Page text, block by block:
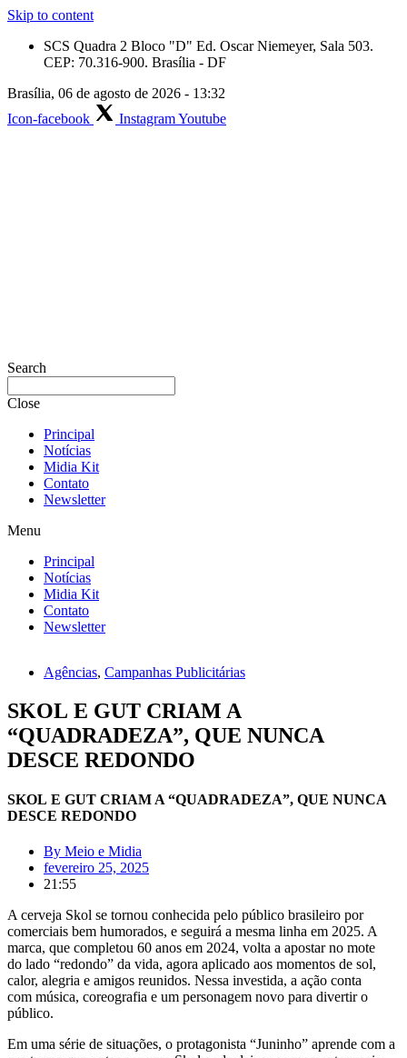
Skip to content
SCS Quadra 2 Bloco "D" Ed. Oscar Niemeyer, Sala 503.
CEP: 70.316-900. Brasília - DF
Brasília, 06 de agosto de 2026 - 13:32
Icon-facebook
InstagramYoutube
Search
Close
Principal
Notícias
Midia Kit
Contato
Newsletter
Menu
Principal
Notícias
Midia Kit
Contato
Newsletter
Agências, Campanhas Publicitárias
SKOL E GUT CRIAM A
“QUADRADEZA”, QUE NUNCA
DESCE REDONDO
SKOL E GUT CRIAM A “QUADRADEZA”, QUE NUNCA
DESCE REDONDO
By Meio e Midia
fevereiro 25, 2025
21:55
A cerveja Skol se tornou conhecida pelo público brasileiro por
comerciais bem humorados, e seguirá a mesma linha em 2025. A
marca, que completou 60 anos em 2024, volta a apostar no mote
do lado “redondo” da vida, agora aplicado aos momentos de sol,
calor, alegria e amigos reunidos. Nessa investida, a ação conta
com música, coreografia e um personagem novo para divertir o
público.
Em uma série de situações, o protagonista “Juninho” aprende com a